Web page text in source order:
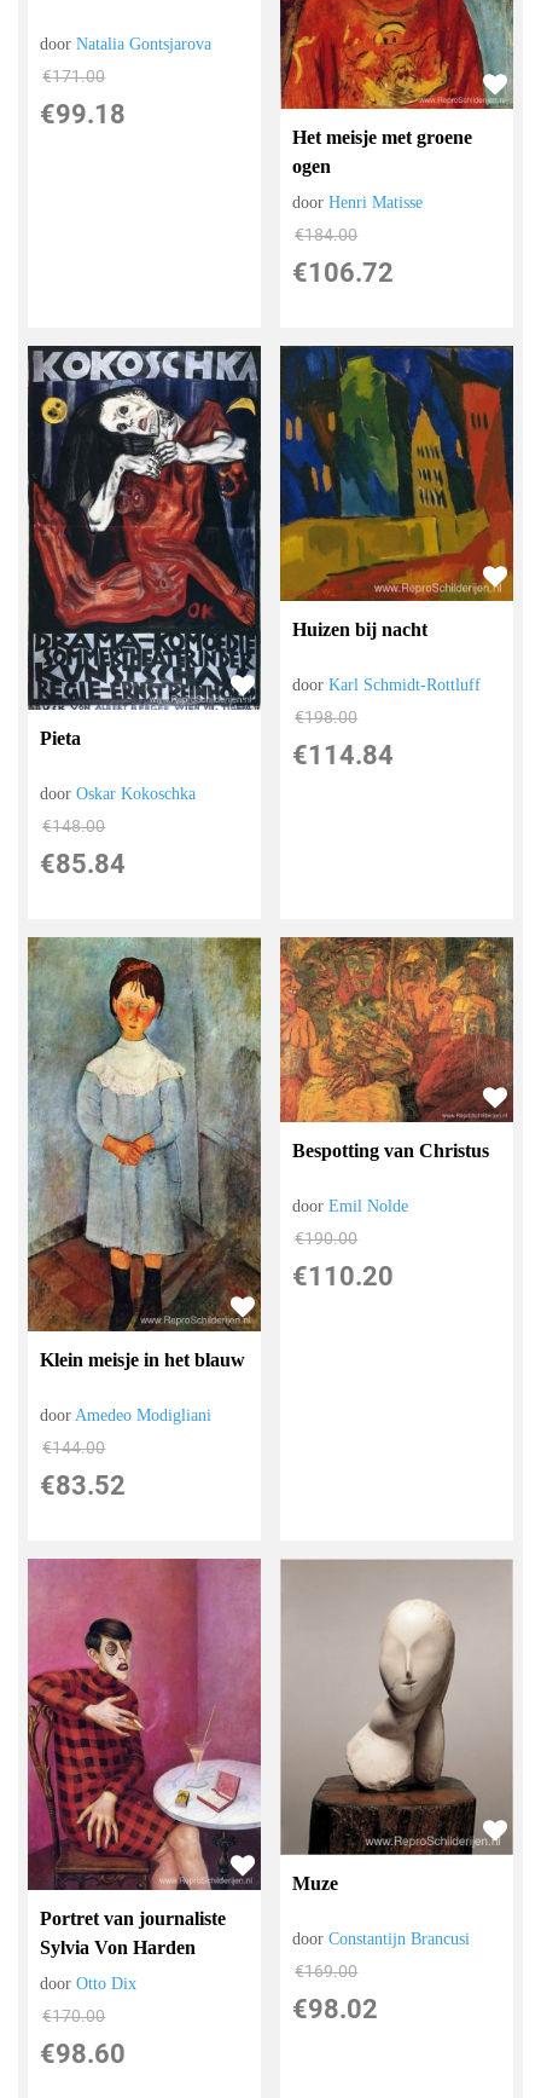
doorNatalia Gontsjarova
€171.00
€99.18
Het meisje met groene
ogen
doorHenri Matisse
€184.00
€106.72
Pieta
doorOskar Kokoschka
€148.00
€85.84
Huizen bij nacht
doorKarl Schmidt-Rottluff
€198.00
€114.84
Klein meisje in het blauw
door Amedeo Modigliani
€144.00
€83.52
Bespotting van Christus
doorEmil Nolde
€190.00
€110.20
Portret van journaliste
Sylvia Von Harden
doorOtto Dix
€170.00
€98.60
Muze
doorConstantijn Brancusi
€169.00
€98.02